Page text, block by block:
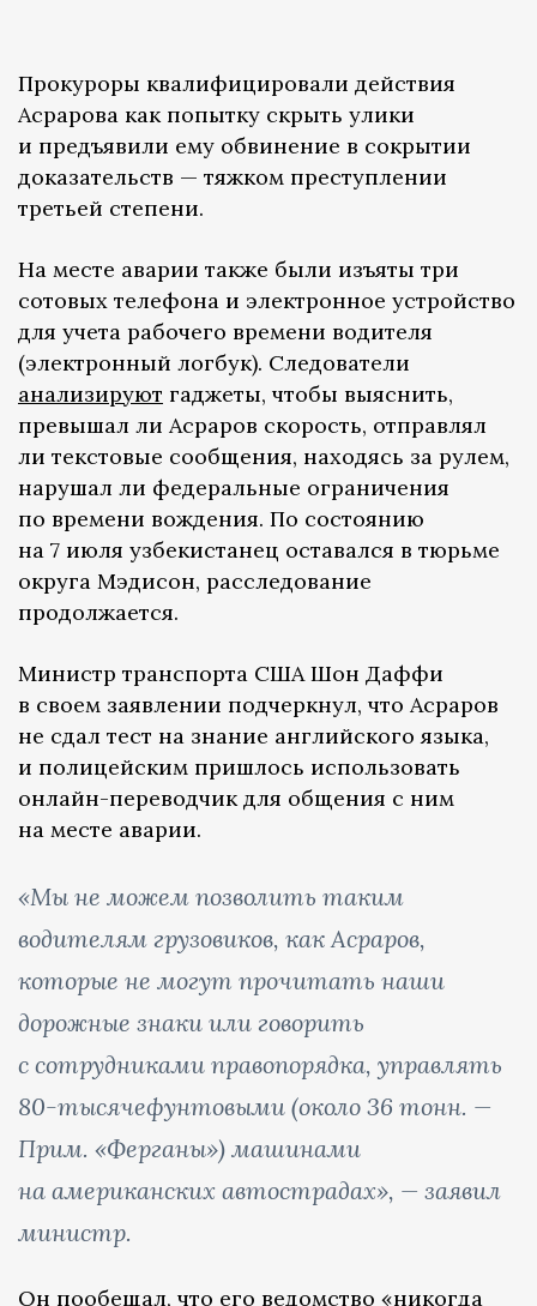
Прокуроры квалифицировали действия
Асрарова как попытку скрыть улики
и предъявили ему обвинение в сокрытии
доказательств — тяжком преступлении
третьей степени.
На месте аварии также были изъяты три
сотовых телефона и электронное устройство
для учета рабочего времени водителя
(электронный логбук). Следователи
анализируют гаджеты, чтобы выяснить,
превышал ли Асраров скорость, отправлял
ли текстовые сообщения, находясь за рулем,
нарушал ли федеральные ограничения
по времени вождения. По состоянию
на 7 июля узбекистанец оставался в тюрьме
округа Мэдисон, расследование
продолжается.
Министр транспорта США Шон Даффи
в своем заявлении подчеркнул, что Асраров
не сдал тест на знание английского языка,
и полицейским пришлось использовать
онлайн-переводчик для общения с ним
на месте аварии.
«Мы не можем позволить таким
водителям грузовиков, как Асраров,
которые не могут прочитать наши
дорожные знаки или говорить
с сотрудниками правопорядка, управлять
80-тысячефунтовыми (около 36 тонн. —
Прим. «Ферганы») машинами
на американских автострадах», — заявил
министр.
Он пообещал, что его ведомство «никогда